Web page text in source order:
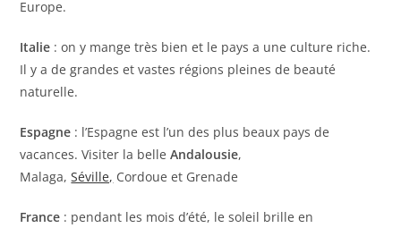
Europe.
Italie : on y mange très bien et le pays a une culture riche.
Il y a de grandes et vastes régions pleines de beauté
naturelle.
Espagne : l’Espagne est l’un des plus beaux pays de
vacances. Visiter la belleAndalousie,
Malaga,Séville, Cordoue et Grenade
France : pendant les mois d’été, le soleil brille en